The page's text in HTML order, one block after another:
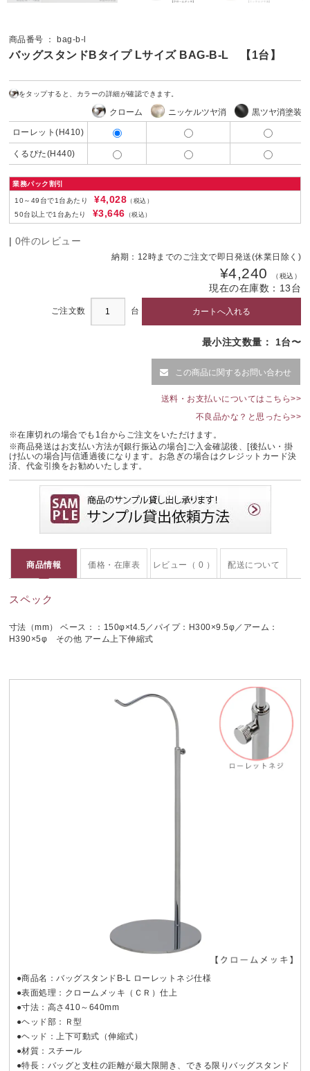
商品番号 ： bag-b-l
バッグスタンドBタイプ Lサイズ BAG-B-L 【1台】
をタップすると、カラーの詳細が確認できます。
ローレット(H410)
くるぴた(H440)
クローム ニッケルツヤ消 黒ツヤ消塗装
業務パック割引
10～49台で1台あたり ¥4,028 （税込）
50台以上で1台あたり
¥3,646 （税込）
| 0件のレビュー
納期： 12時までのご注文で即日発送(休業日除く)
¥4,240 （税込）
現在の在庫数： 13台
ご注文数 台
最小注文数量： 1台〜
この商品に関するお問い合わせ
送料・お支払いについてはこちら>>
不良品かな？と思ったら>>
※在庫切れの場合でも1台からご注文をいただけます。
※商品発送はお支払い方法が[銀行振込の場合]ご入金確認後、[後払い・掛
け払いの場合]与信通過後になります。お急ぎの場合はクレジットカード決
済、代金引換をお勧めいたします。
商品情報 価格・在庫表 レビュー（ 0 ） 配送について
スペック
寸法（mm） ベース：：150φ×t4.5／パイプ：H300×9.5φ／アーム：
H390×5φ その他 アーム上下伸縮式
●商品名：バッグスタンドB-L ローレットネジ仕様
●表面処理：クロームメッキ（ＣＲ）仕上
●寸法：高さ410～640mm
●ヘッド部：Ｒ型
●ヘッド：上下可動式（伸縮式）
●材質：スチール
●特長：バッグと支柱の距離が最大限開き、できる限りバッグスタンド